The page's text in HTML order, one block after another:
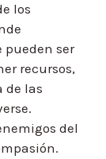
los
pueden ser
recursos,
de las
del